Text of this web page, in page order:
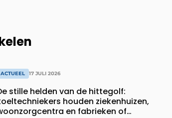
ACTUEEL 17 JULI 2026
stille helden van de hittegolf:
houden ziekenhuizen,
en fabrieken of